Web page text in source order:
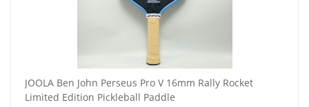
JOOLA Ben John Perseus Pro V 16mm Rally Rocket
Limited Edition Pickleball Paddle